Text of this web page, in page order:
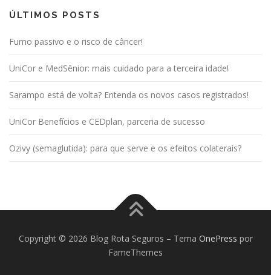
ÚLTIMOS POSTS
Fumo passivo e o risco de câncer!
UniCor e MedSênior: mais cuidado para a terceira idade!
Sarampo está de volta? Entenda os novos casos registrados!
UniCor Benefícios e CEDplan, parceria de sucesso
Ozivy (semaglutida): para que serve e os efeitos colaterais?
Copyright © 2026 Blog Rota Seguros – Tema OnePress por
FameThemes